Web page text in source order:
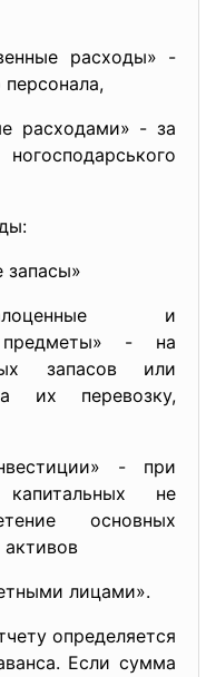
расходы» -
расходами» - за
и
предметы» - на
запасов или
их перевозку,
- при
не
основных
лицами».
определяется
Если сумма